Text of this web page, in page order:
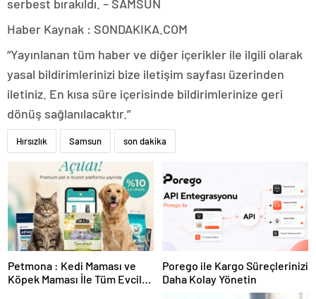
serbest bırakıldı. – SAMSUN
Haber Kaynak : SONDAKIKA.COM
“Yayınlanan tüm haber ve diğer içerikler ile ilgili olarak
yasal bildirimlerinizi bize iletişim sayfası üzerinden
iletiniz. En kısa süre içerisinde bildirimlerinize geri
dönüş sağlanılacaktır.”
Hırsızlık Samsun son dakika
Petmona : Kedi Maması ve
Köpek Maması İle Tüm Evcil
Porego ile Kargo Süreçlerinizi
Daha Kolay Yönetin